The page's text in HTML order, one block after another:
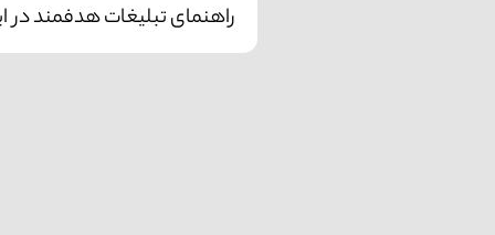
راهنمای تبلیغات هدفمند در